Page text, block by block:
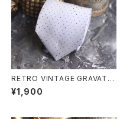
RETRO VINTAGE GRAVAT D
OT PATTERNED SILK TIE/
レトロ古着ドット柄デザインシル
¥1,900